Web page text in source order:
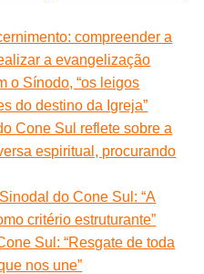
compreender a
a evangelização
o Sínodo, “os leigos
do destino da Igreja”
Cone Sul reflete sobre a
espiritual, procurando
do Cone Sul: “A
critério estruturante”
Sul: “Resgate de toda
nos une”